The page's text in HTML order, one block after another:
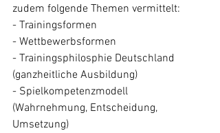
zudem folgende Themen vermittelt:
- ⁠Trainingsformen
- ⁠Wettbewerbsformen
- Trainingsphilosphie Deutschland
(ganzheitliche Ausbildung)
- ⁠Spielkompetenzmodell
(Wahrnehmung, Entscheidung,
Umsetzung)